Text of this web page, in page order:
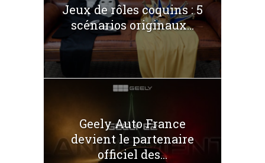
Jeux de rôles coquins : 5
scénarios originaux...
Geely Auto France
devient le partenaire
officiel des...